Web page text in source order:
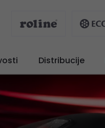
Distribucije